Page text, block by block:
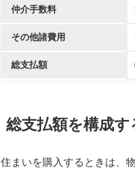
仲介手数料
その他諸費用
総支払額
総支払額を構成
住まいを購入するときは、